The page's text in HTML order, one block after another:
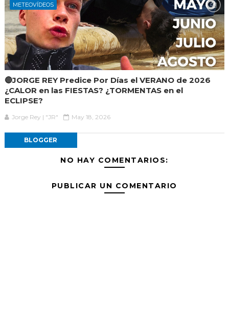
METEOVÍDEOS
🔴JORGE REY Predice Por Días el VERANO de 2026
¿CALOR en las FIESTAS? ¿TORMENTAS en el
ECLIPSE?
Jorge Rey | "JR" May 18, 2026
BLOGGER
NO HAY COMENTARIOS:
PUBLICAR UN COMENTARIO